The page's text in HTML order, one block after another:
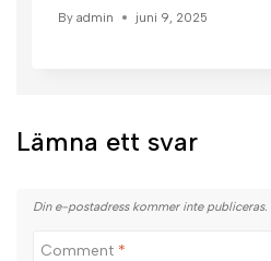
By admin juni 9, 2025
Lämna ett svar
Din e-postadress kommer inte publiceras.
Comment *